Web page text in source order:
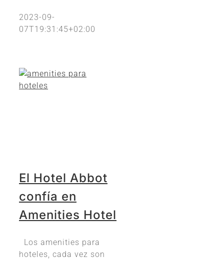
2023-09-
07T19:31:45+02:00
El Hotel Abbot
confía en
Amenities Hotel
Los amenities para
hoteles, cada vez son